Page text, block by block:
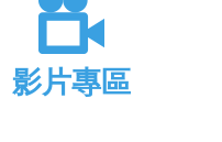
影片專區